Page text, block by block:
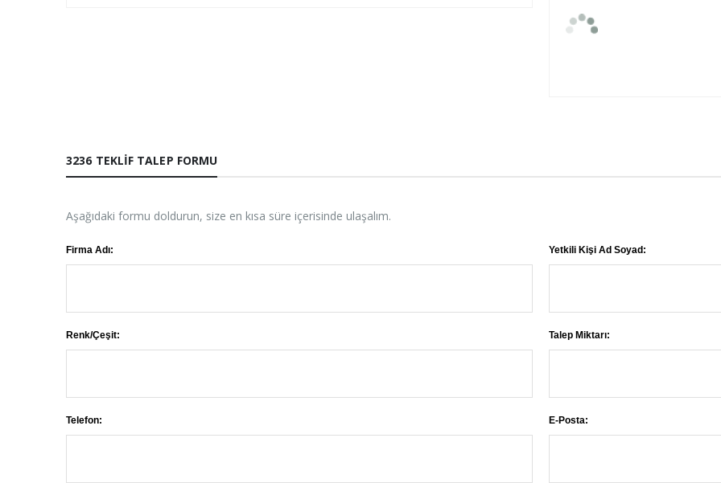
3236 TEKLIF TALEP FORMU
Aşağıdaki formu doldurun, size en kısa süre içerisinde ulaşalım.
Firma Adı: Yetkili Kişi Ad Soyad:
Renk/Çeşit: Talep Miktarı:
Telefon: E-Posta: